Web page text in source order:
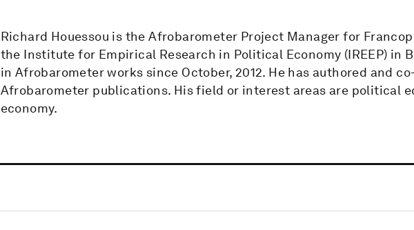
Richard Houessou is the Afrobarometer Project Manager for
the Institute for Empirical Research in Political Economy (IREEP) in
in Afrobarometer works since October, 2012. He has authored and
Afrobarometer publications. His field or interest areas are political
economy.